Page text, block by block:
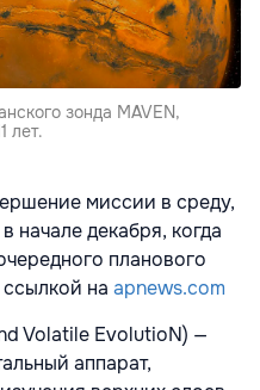
зонда MAVEN,
лет.
миссии в среду,
начале декабря, когда
планового
на apnews.com
Volatile EvolutioN) —
аппарат,